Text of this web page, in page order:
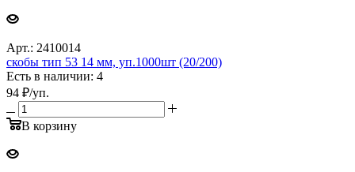
Арт.: 2410014
скобы тип 53 14 мм, уп.1000шт (20/200)
Есть в наличии: 4
94 ₽/уп.
В корзину